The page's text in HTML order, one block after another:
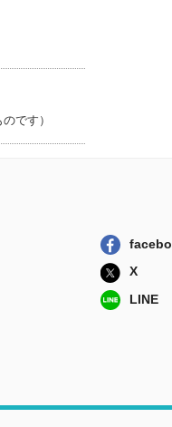
です）
X
LINE